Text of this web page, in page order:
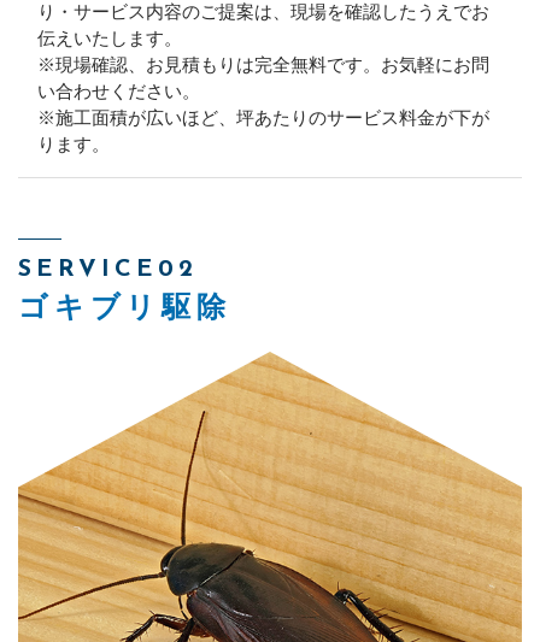
り・サービス内容のご提案は、現場を確認したうえでお
伝えいたします。
※現場確認、お見積もりは完全無料です。お気軽にお問
い合わせください。
※施工面積が広いほど、坪あたりのサービス料金が下が
ります。
SERVICE02
ゴキブリ駆除